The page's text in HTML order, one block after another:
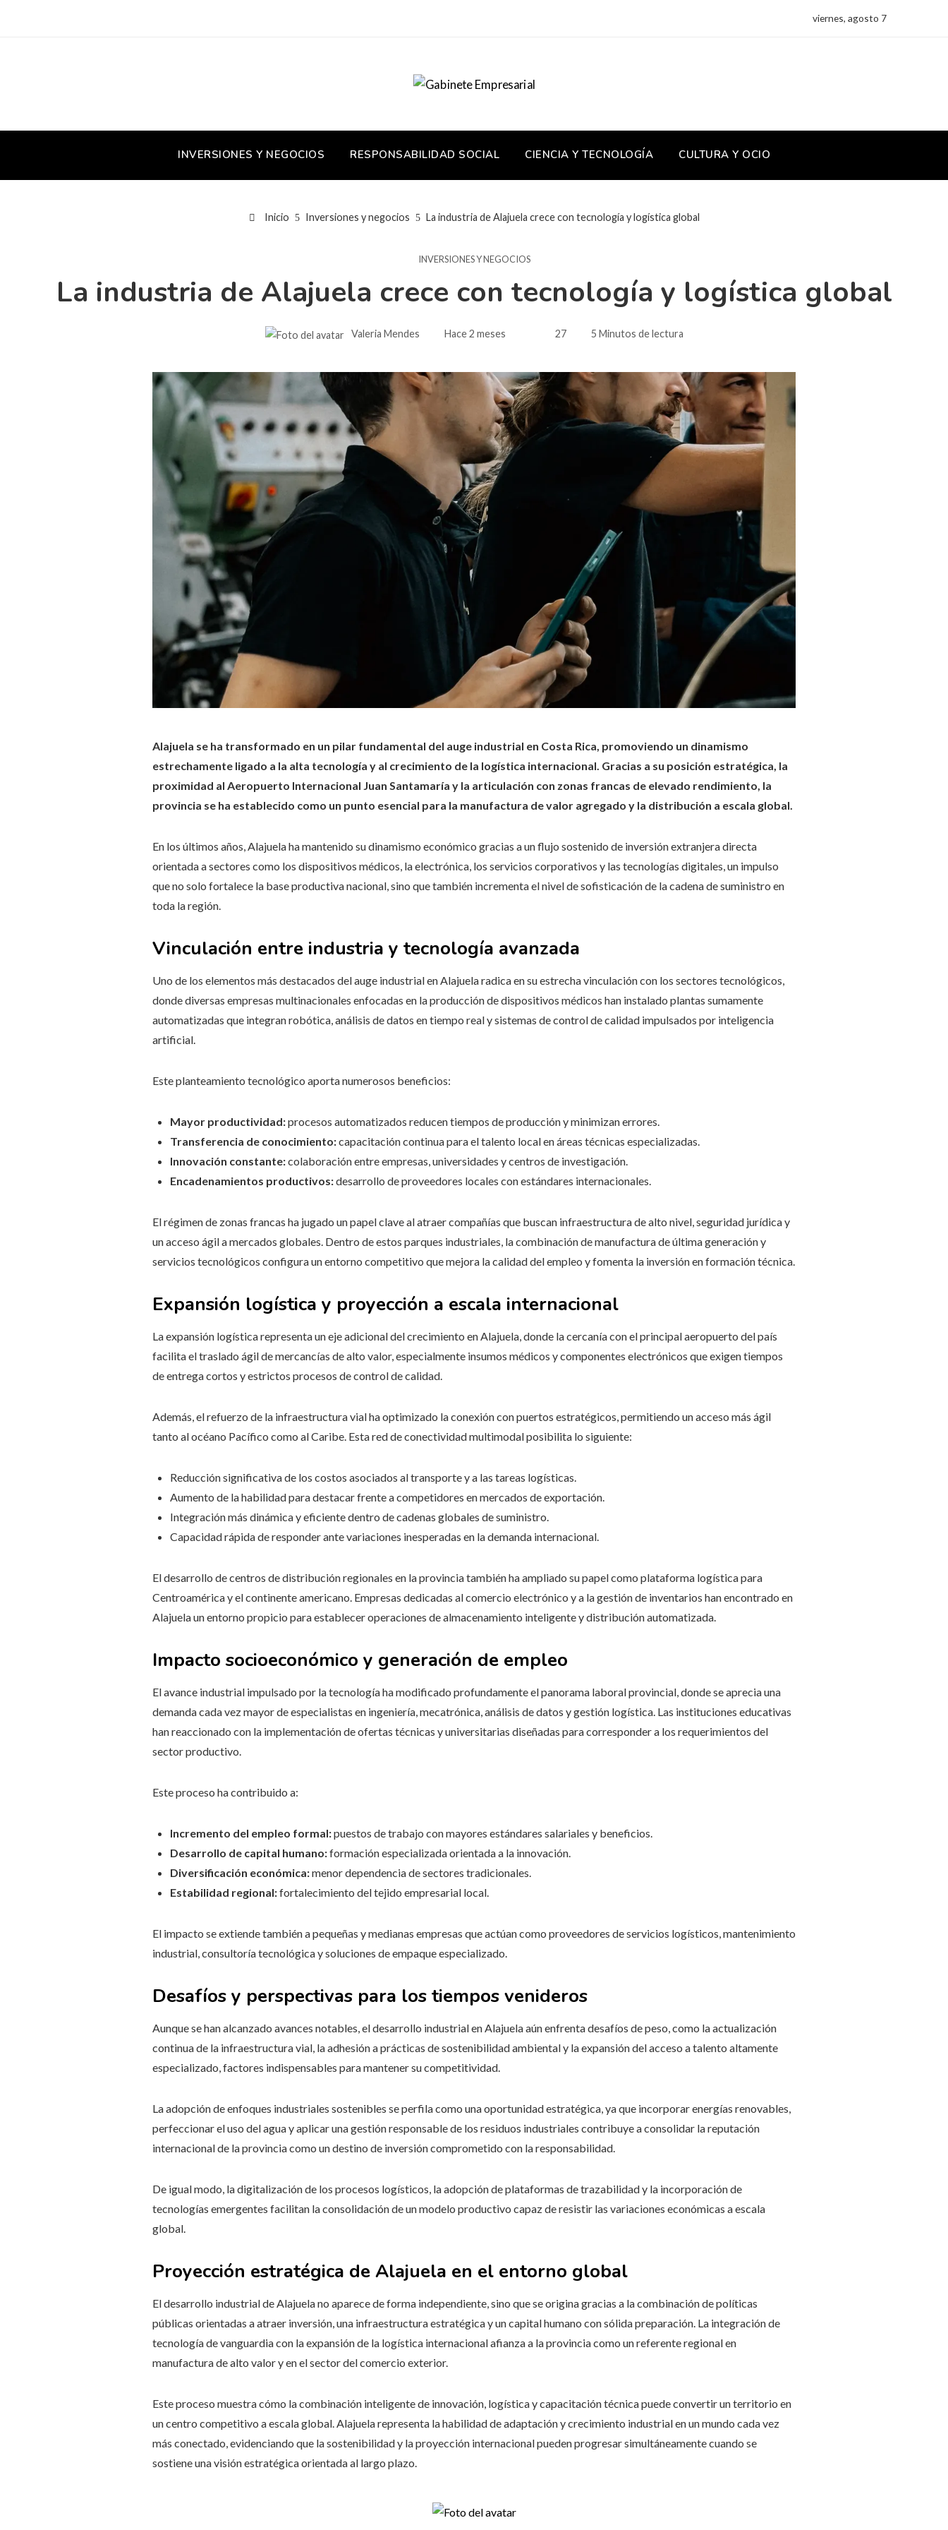
viernes, agosto 7
INVERSIONES Y NEGOCIOS RESPONSABILIDAD SOCIAL CIENCIA Y TECNOLOGÍA CULTURA Y OCIO
Inicio Inversiones y negocios La industria de Alajuela crece con tecnología y logística global
INVERSIONES Y NEGOCIOS
La industria de Alajuela crece con tecnología y logística global
Valeria Mendes Hace 2 meses 27 5 Minutos de lectura
Alajuela se ha transformado en un pilar fundamental del auge industrial en Costa Rica, promoviendo un dinamismo
estrechamente ligado a la alta tecnología y al crecimiento de la logística internacional. Gracias a su posición estratégica, la
proximidad al Aeropuerto Internacional Juan Santamaría y la articulación con zonas francas de elevado rendimiento, la
provincia se ha establecido como un punto esencial para la manufactura de valor agregado y la distribución a escala global.
En los últimos años, Alajuela ha mantenido su dinamismo económico gracias a un flujo sostenido de inversión extranjera directa
orientada a sectores como los dispositivos médicos, la electrónica, los servicios corporativos y las tecnologías digitales, un impulso
que no solo fortalece la base productiva nacional, sino que también incrementa el nivel de sofisticación de la cadena de suministro en
toda la región.
Vinculación entre industria y tecnología avanzada
Uno de los elementos más destacados del auge industrial en Alajuela radica en su estrecha vinculación con los sectores tecnológicos,
donde diversas empresas multinacionales enfocadas en la producción de dispositivos médicos han instalado plantas sumamente
automatizadas que integran robótica, análisis de datos en tiempo real y sistemas de control de calidad impulsados por inteligencia
artificial.
Este planteamiento tecnológico aporta numerosos beneficios:
Mayor productividad:procesos automatizados reducen tiempos de producción y minimizan errores.
Transferencia de conocimiento:capacitación continua para el talento local en áreas técnicas especializadas.
Innovación constante:colaboración entre empresas, universidades y centros de investigación.
Encadenamientos productivos:desarrollo de proveedores locales con estándares internacionales.
El régimen de zonas francas ha jugado un papel clave al atraer compañías que buscan infraestructura de alto nivel, seguridad jurídica y
un acceso ágil a mercados globales. Dentro de estos parques industriales, la combinación de manufactura de última generación y
servicios tecnológicos configura un entorno competitivo que mejora la calidad del empleo y fomenta la inversión en formación técnica.
Expansión logística y proyección a escala internacional
La expansión logística representa un eje adicional del crecimiento en Alajuela, donde la cercanía con el principal aeropuerto del país
facilita el traslado ágil de mercancías de alto valor, especialmente insumos médicos y componentes electrónicos que exigen tiempos
de entrega cortos y estrictos procesos de control de calidad.
Además, el refuerzo de la infraestructura vial ha optimizado la conexión con puertos estratégicos, permitiendo un acceso más ágil
tanto al océano Pacífico como al Caribe. Esta red de conectividad multimodal posibilita lo siguiente:
Reducción significativa de los costos asociados al transporte y a las tareas logísticas.
Aumento de la habilidad para destacar frente a competidores en mercados de exportación.
Integración más dinámica y eficiente dentro de cadenas globales de suministro.
Capacidad rápida de responder ante variaciones inesperadas en la demanda internacional.
El desarrollo de centros de distribución regionales en la provincia también ha ampliado su papel como plataforma logística para
Centroamérica y el continente americano. Empresas dedicadas al comercio electrónico y a la gestión de inventarios han encontrado en
Alajuela un entorno propicio para establecer operaciones de almacenamiento inteligente y distribución automatizada.
Impacto socioeconómico y generación de empleo
El avance industrial impulsado por la tecnología ha modificado profundamente el panorama laboral provincial, donde se aprecia una
demanda cada vez mayor de especialistas en ingeniería, mecatrónica, análisis de datos y gestión logística. Las instituciones educativas
han reaccionado con la implementación de ofertas técnicas y universitarias diseñadas para corresponder a los requerimientos del
sector productivo.
Este proceso ha contribuido a:
Incremento del empleo formal:puestos de trabajo con mayores estándares salariales y beneficios.
Desarrollo de capital humano:formación especializada orientada a la innovación.
Diversificación económica:menor dependencia de sectores tradicionales.
Estabilidad regional:fortalecimiento del tejido empresarial local.
El impacto se extiende también a pequeñas y medianas empresas que actúan como proveedores de servicios logísticos, mantenimiento
industrial, consultoría tecnológica y soluciones de empaque especializado.
Desafíos y perspectivas para los tiempos venideros
Aunque se han alcanzado avances notables, el desarrollo industrial en Alajuela aún enfrenta desafíos de peso, como la actualización
continua de la infraestructura vial, la adhesión a prácticas de sostenibilidad ambiental y la expansión del acceso a talento altamente
especializado, factores indispensables para mantener su competitividad.
La adopción de enfoques industriales sostenibles se perfila como una oportunidad estratégica, ya que incorporar energías renovables,
perfeccionar el uso del agua y aplicar una gestión responsable de los residuos industriales contribuye a consolidar la reputación
internacional de la provincia como un destino de inversión comprometido con la responsabilidad.
De igual modo, la digitalización de los procesos logísticos, la adopción de plataformas de trazabilidad y la incorporación de
tecnologías emergentes facilitan la consolidación de un modelo productivo capaz de resistir las variaciones económicas a escala
global.
Proyección estratégica de Alajuela en el entorno global
El desarrollo industrial de Alajuela no aparece de forma independiente, sino que se origina gracias a la combinación de políticas
públicas orientadas a atraer inversión, una infraestructura estratégica y un capital humano con sólida preparación. La integración de
tecnología de vanguardia con la expansión de la logística internacional afianza a la provincia como un referente regional en
manufactura de alto valor y en el sector del comercio exterior.
Este proceso muestra cómo la combinación inteligente de innovación, logística y capacitación técnica puede convertir un territorio en
un centro competitivo a escala global. Alajuela representa la habilidad de adaptación y crecimiento industrial en un mundo cada vez
más conectado, evidenciando que la sostenibilidad y la proyección internacional pueden progresar simultáneamente cuando se
sostiene una visión estratégica orientada al largo plazo.